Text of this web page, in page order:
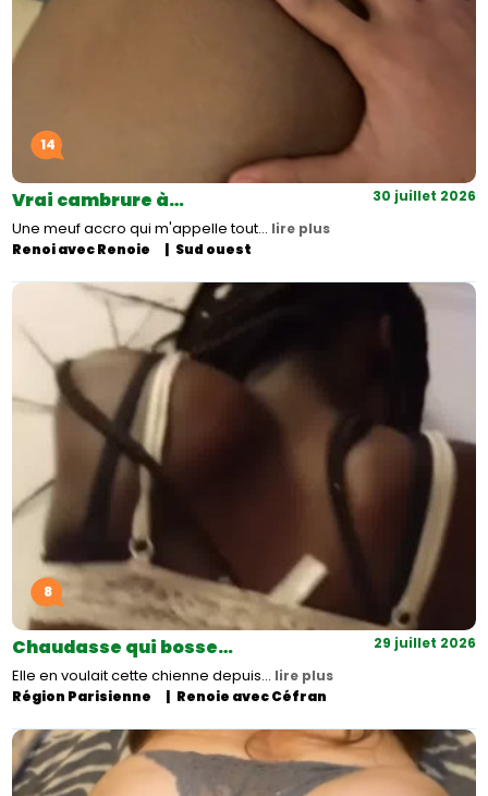
14
Vrai cambrure à… 30 juillet 2026
Une meuf accro qui m'appelle tout… lire plus
Renoi avec Renoie
Sud ouest
8
Chaudasse qui bosse… 29 juillet 2026
Elle en voulait cette chienne depuis… lire plus
Région Parisienne
Renoie avec Céfran